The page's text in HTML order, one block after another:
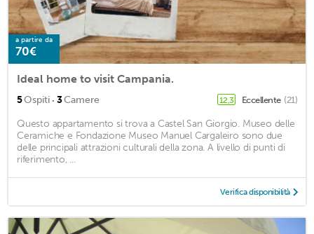
a partire da
70€
Ideal home to visit Campania.
5Ospiti · 3Camere 12,3 Eccellente (21)
Questo appartamento si trova a Castel San Giorgio. Museo delle
Ceramiche e Fondazione Museo Manuel Cargaleiro sono due
delle principali attrazioni culturali della zona. A livello di punti di
riferimento, ...
Verifica disponibilità